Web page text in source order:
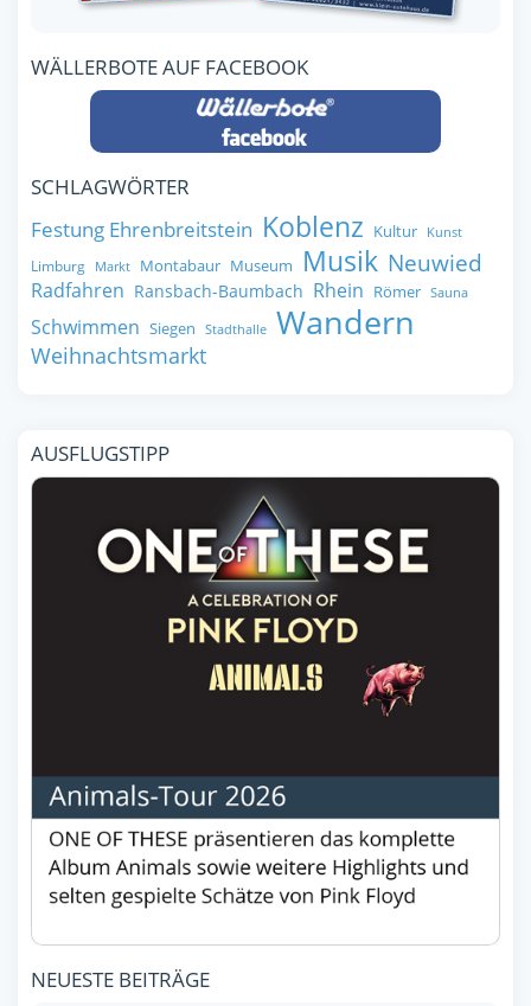
WÄLLERBOTE AUF FACEBOOK
SCHLAGWÖRTER
Festung Ehrenbreitstein Koblenz Kultur Kunst
Limburg Markt Montabaur Museum Musik Neuwied
Radfahren Ransbach-Baumbach Rhein Römer Sauna
Schwimmen Siegen Stadthalle Wandern
Weihnachtsmarkt
AUSFLUGSTIPP
NEUESTE BEITRÄGE